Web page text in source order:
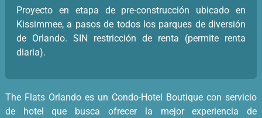
Proyecto en etapa de pre-construcción ubicado en
Kissimmee, a pasos de todos los parques de diversión
de Orlando. SIN restricción de renta (permite renta
diaria).
The Flats Orlando es un Condo-Hotel Boutique con servicio
de hotel que busca ofrecer la mejor experiencia de